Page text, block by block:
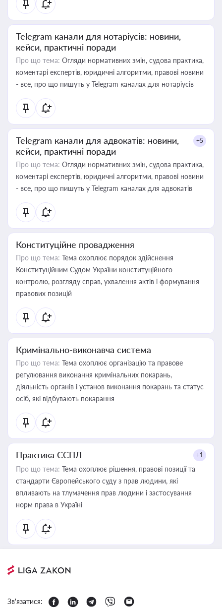
Telegram канали для нотаріусів: новини,
кейси, практичні поради
Про що тема: Огляди нормативних змін, судова практика,
коментарі експертів, юридичні алгоритми, правові новини
- все, про що пишуть у Telegram каналах для нотаріусів
Telegram канали для адвокатів: новини,
кейси, практичні поради
+5
Про що тема: Огляди нормативних змін, судова практика,
коментарі експертів, юридичні алгоритми, правові новини
- все, про що пишуть у Telegram каналах для адвокатів
Конституційне провадження
Про що тема: Тема охоплює порядок здійснення
Конституційним Судом України конституційного
контролю, розгляду справ, ухвалення актів і формування
правових позицій
Кримінально-виконавча система
Про що тема: Тема охоплює організацію та правове
регулювання виконання кримінальних покарань,
діяльність органів і установ виконання покарань та статус
осіб, які відбувають покарання
Практика ЄСПЛ +1
Про що тема: Тема охоплює рішення, правові позиції та
стандарти Європейського суду з прав людини, які
впливають на тлумачення прав людини і застосування
норм права в Україні
Зв'язатися: